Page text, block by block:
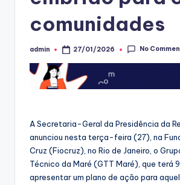
comunidades
Posted
admin 27/01/2026 No
A Secretaria-Geral da Presidência da
anunciou nesta terça-feira (27), na
Cruz (Fiocruz), no Rio de Janeiro, o
Técnico da Maré (GTT Maré), que terá
apresentar um plano de ação para